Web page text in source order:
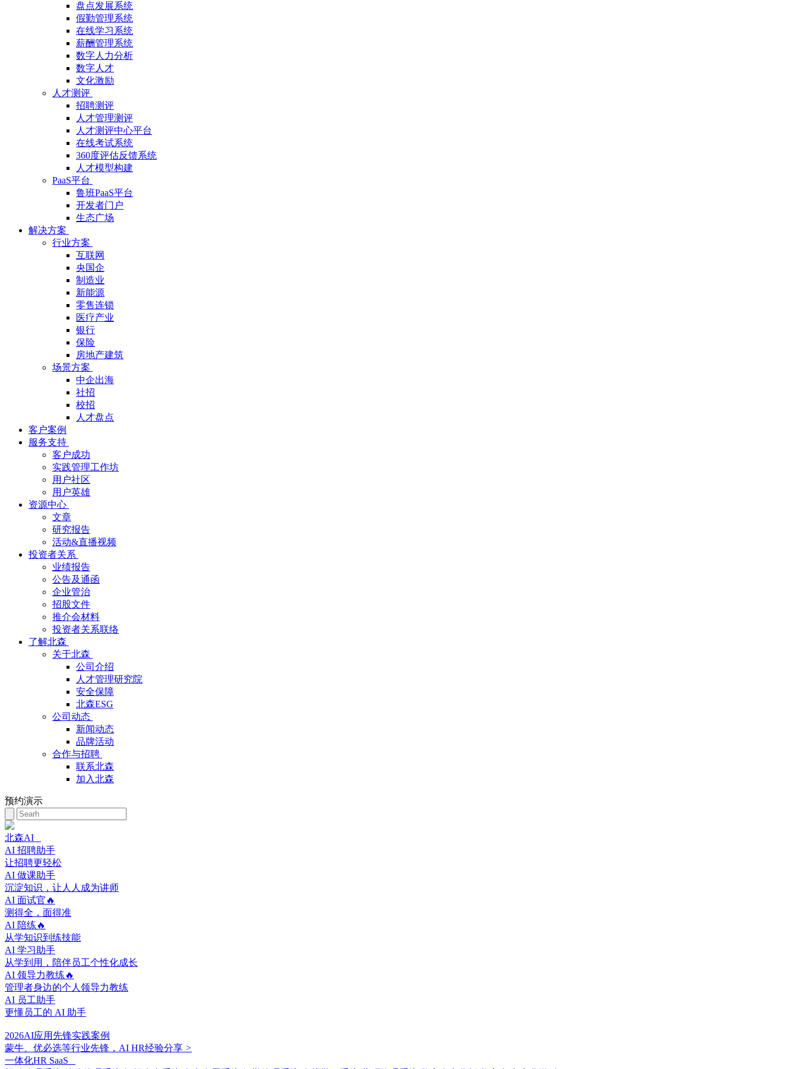
盘点发展系统
假勤管理系统
在线学习系统
薪酬管理系统
数字人力分析
数字人才
文化激励
人才测评
招聘测评
人才管理测评
人才测评中心平台
在线考试系统
360度评估反馈系统
人才模型构建
PaaS平台
鲁班PaaS平台
开发者门户
生态广场
解决方案
行业方案
互联网
央国企
制造业
新能源
零售连锁
医疗产业
银行
保险
房地产建筑
场景方案
中企出海
社招
校招
人才盘点
客户案例
服务支持
客户成功
实践管理工作坊
用户社区
用户英雄
资源中心
文章
研究报告
活动&直播视频
投资者关系
业绩报告
公告及通函
企业管治
招股文件
推介会材料
投资者关系联络
了解北森
关于北森
公司介绍
人才管理研究院
安全保障
北森ESG
公司动态
新闻动态
品牌活动
合作与招聘
联系北森
加入北森
预约演示
北森AI
AI 招聘助手
让招聘更轻松
AI 做课助手
沉淀知识，让人人成为讲师
AI 面试官🔥
测得全，面得准
AI 陪练🔥
从学知识到练技能
AI 学习助手
从学到用，陪伴员工个性化成长
AI 领导力教练🔥
管理者身边的个人领导力教练
AI 员工助手
更懂员工的 AI 助手
2026AI应用先锋实践案例
蒙牛、优必选等行业先锋，AI HR经验分享 >
一体化HR SaaS